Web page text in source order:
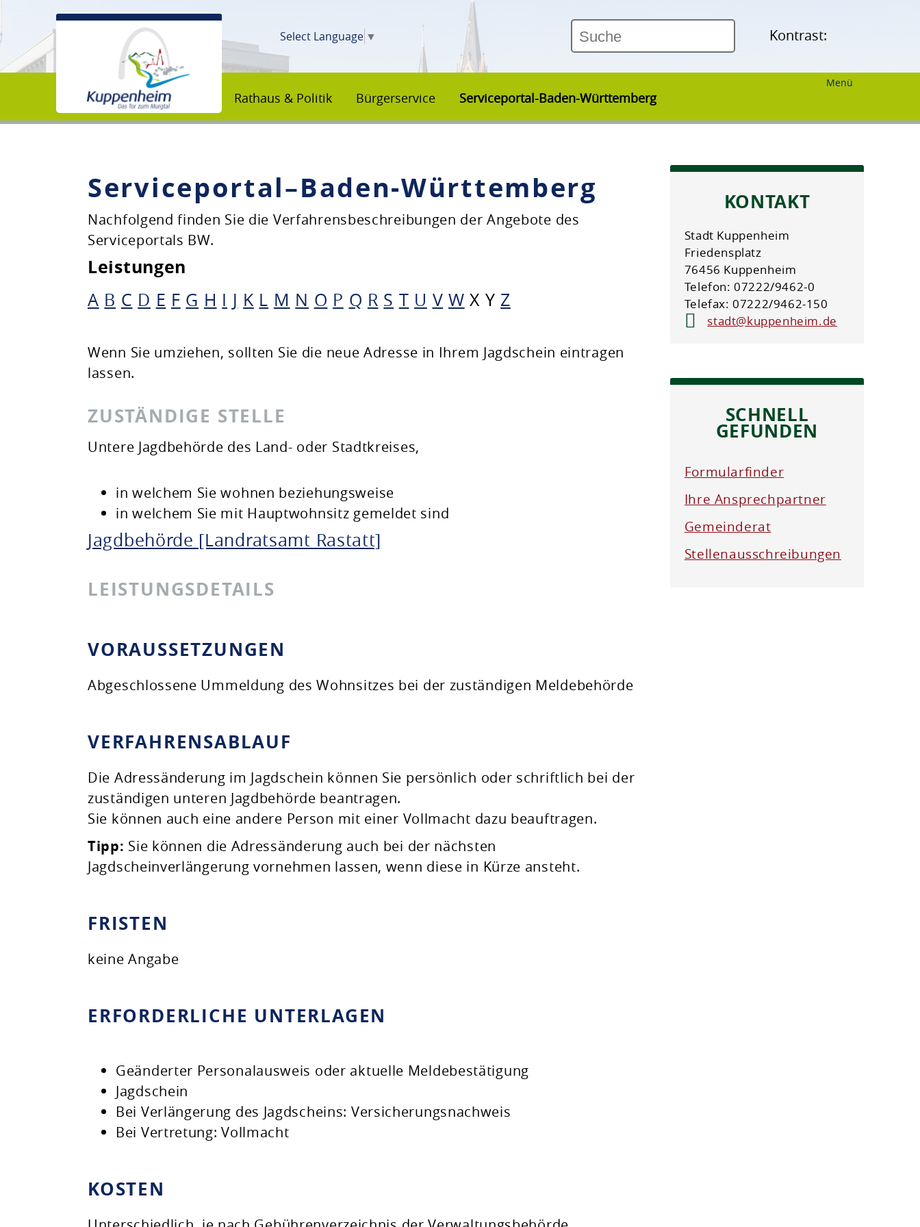
Select Language ▼ Kontrast:
Menü
Rathaus & Politik Bürgerservice Serviceportal-Baden-Württemberg
Unsere Stadt
Rathaus & Politik
Natur & Umwelt
Freizeit & Leben
Serviceportal–Baden-Württemberg
Nachfolgend finden Sie die Verfahrensbeschreibungen der Angebote des
Serviceportals BW.
Leistungen
A B C D E F G H I J K L M N O P Q R S T U V W X Y Z
Wenn Sie umziehen, sollten Sie die neue Adresse in Ihrem Jagdschein eintragen
lassen.
ZUSTÄNDIGE STELLE
Untere Jagdbehörde des Land- oder Stadtkreises,
in welchem Sie wohnen beziehungsweise
in welchem Sie mit Hauptwohnsitz gemeldet sind
Jagdbehörde [Landratsamt Rastatt]
LEISTUNGSDETAILS
VORAUSSETZUNGEN
Abgeschlossene Ummeldung des Wohnsitzes bei der zuständigen Meldebehörde
VERFAHRENSABLAUF
Die Adressänderung im Jagdschein können Sie persönlich oder schriftlich bei der
zuständigen unteren Jagdbehörde beantragen.
Sie können auch eine andere Person mit einer Vollmacht dazu beauftragen.
Tipp: Sie können die Adressänderung auch bei der nächsten
Jagdscheinverlängerung vornehmen lassen, wenn diese in Kürze ansteht.
FRISTEN
keine Angabe
ERFORDERLICHE UNTERLAGEN
Geänderter Personalausweis oder aktuelle Meldebestätigung
Jagdschein
Bei Verlängerung des Jagdscheins: Versicherungsnachweis
Bei Vertretung: Vollmacht
KOSTEN
KONTAKT
Stadt Kuppenheim
Friedensplatz
76456 Kuppenheim
Telefon: 07222/9462-0
Telefax: 07222/9462-150
stadt@kuppenheim.de
SCHNELL
GEFUNDEN
Formularfinder
Ihre Ansprechpartner
Gemeinderat
Stellenausschreibungen